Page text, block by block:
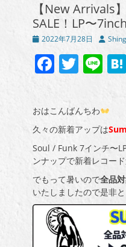
【New Arrivals
SALE！LP〜
投
日
2022年7月28日
投
者
おはこんばんちわ
久々の新着アップは
Soul / Funk 7インチ〜
ンナップで新着レコー
でもって暑いので全品
いたしましたので是非